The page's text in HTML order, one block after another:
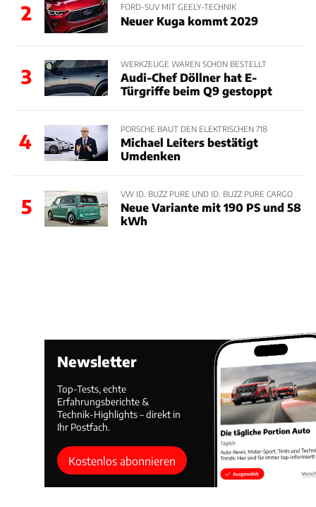
2 FORD-SUV MIT GEELY-TECHNIK
Neuer Kuga kommt 2029
3
WERKZEUGE WAREN SCHON BESTELLT
Audi-Chef Döllner hat E-
Türgriffe beim Q9 gestoppt
4
PORSCHE BAUT DEN ELEKTRISCHEN 718
Michael Leiters bestätigt
Umdenken
5
VW ID. BUZZ PURE UND ID. BUZZ PURE CARGO
Neue Variante mit 190 PS und 58
kWh
Newsletter
Top-Tests, echte
Erfahrungsberichte &
Technik-Highlights – direkt in
Ihr Postfach.
Kostenlos abonnieren